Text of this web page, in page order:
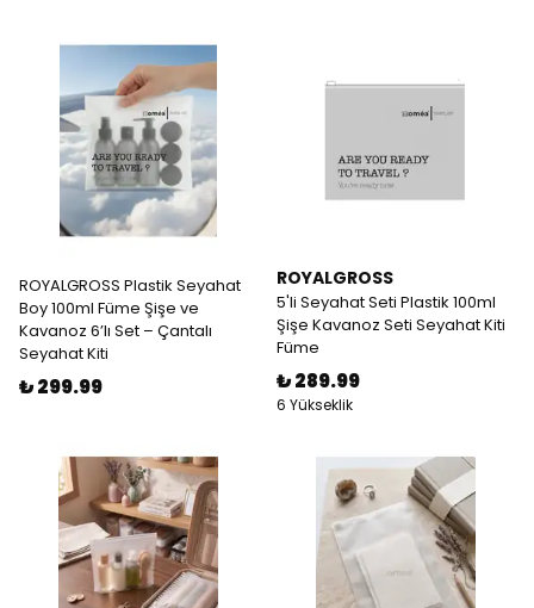
ROYALGROSS Plastik Seyahat
Boy 100ml Füme Şişe ve
Kavanoz 6’lı Set – Çantalı
Seyahat Kiti
₺ 299.99
ROYALGROSS
5'li Seyahat Seti Plastik 100ml
Şişe Kavanoz Seti Seyahat Kiti
Füme
₺ 289.99
6 Yükseklik